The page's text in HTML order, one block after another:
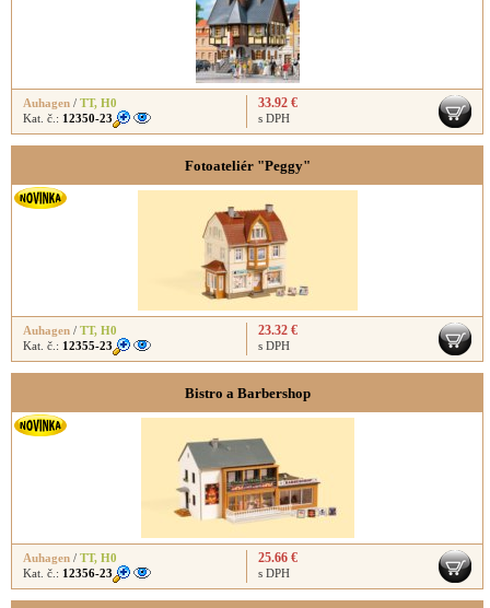
Auhagen / TT, H0
Kat. č.: 12350-23
33.92 €
s DPH
Fotoateliér "Peggy"
Auhagen / TT, H0
Kat. č.: 12355-23
23.32 €
s DPH
Bistro a Barbershop
Auhagen / TT, H0
Kat. č.: 12356-23
25.66 €
s DPH